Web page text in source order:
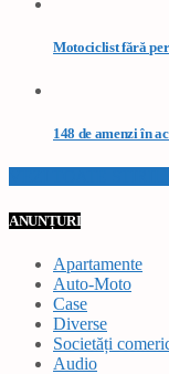
Motociclist fără
148 de amenzi în
ANUNȚURI
Apartamente
Auto-Moto
Case
Diverse
Societăți
Audio